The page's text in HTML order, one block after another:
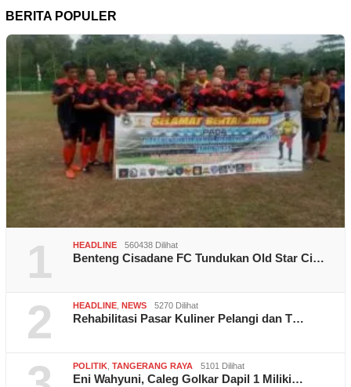
BERITA POPULER
1 HEADLINE 560438 Dilihat
Benteng Cisadane FC Tundukan Old Star Ci…
2 HEADLINE NEWS 5270 Dilihat
Rehabilitasi Pasar Kuliner Pelangi dan T…
POLITIK TANGERANG RAYA 5101 Dilihat
Eni Wahyuni, Caleg Golkar Dapil 1 Miliki…